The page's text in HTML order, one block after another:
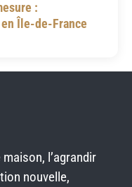
:
en Île-de-France
l’agrandir
nouvelle,